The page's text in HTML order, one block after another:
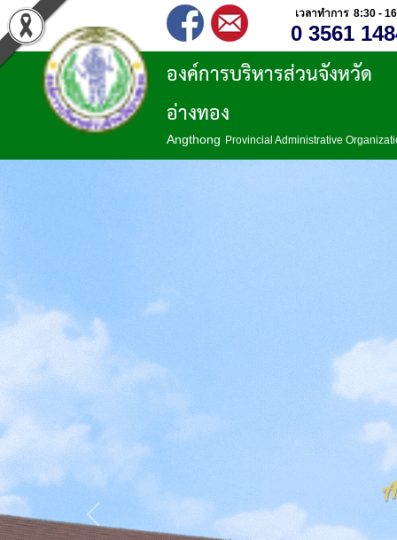
เวลาทำการ 8:30 -
0 3561
องค์การบริหารส่วนจังหวัด
อ่างทอง
Angthong Provincial Administrative
Previous